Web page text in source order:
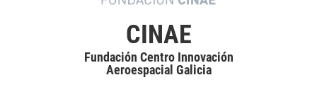
CINAE
Fundación Centro Innovación
Aeroespacial Galicia